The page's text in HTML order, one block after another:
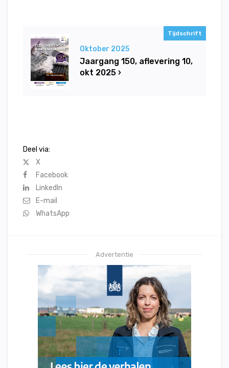
Tijdschrift
Oktober 2025
Jaargang 150, aflevering 10,
okt 2025 ›
Deel via:
X
Facebook
LinkedIn
E-mail
WhatsApp
Advertentie